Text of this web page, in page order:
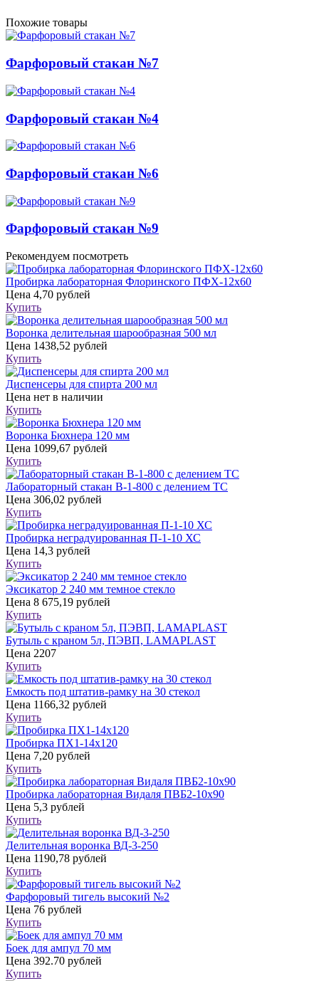
Похожие товары
Фарфоровый стакан №7
Фарфоровый стакан №4
Фарфоровый стакан №6
Фарфоровый стакан №9
Рекомендуем посмотреть
Пробирка лабораторная Флоринского ПФХ-12х60
Цена 4,70 рублей
Купить
Воронка делительная шарообразная 500 мл
Цена 1438,52 рублей
Купить
Диспенсеры для спирта 200 мл
Цена нет в наличии
Купить
Воронка Бюхнера 120 мм
Цена 1099,67 рублей
Купить
Лабораторный стакан В-1-800 с делением ТС
Цена 306,02 рублей
Купить
Пробирка неградуированная П-1-10 ХС
Цена 14,3 рублей
Купить
Эксикатор 2 240 мм темное стекло
Цена 8 675,19 рублей
Купить
Бутыль с краном 5л, ПЭВП, LAMAPLAST
Цена 2207
Купить
Емкость под штатив-рамку на 30 стекол
Цена 1166,32 рублей
Купить
Пробирка ПХ1-14х120
Цена 7,20 рублей
Купить
Пробирка лабораторная Видаля ПВБ2-10х90
Цена 5,3 рублей
Купить
Делительная воронка ВД-3-250
Цена 1190,78 рублей
Купить
Фарфоровый тигель высокий №2
Цена 76 рублей
Купить
Боек для ампул 70 мм
Цена 392.70 рублей
Купить